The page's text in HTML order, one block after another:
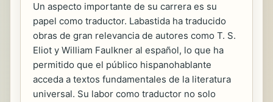
Un aspecto importante de su carrera es su
papel como traductor. Labastida ha traducido
obras de gran relevancia de autores como T. S.
Eliot y William Faulkner al español, lo que ha
permitido que el público hispanohablante
acceda a textos fundamentales de la literatura
universal. Su labor como traductor no solo